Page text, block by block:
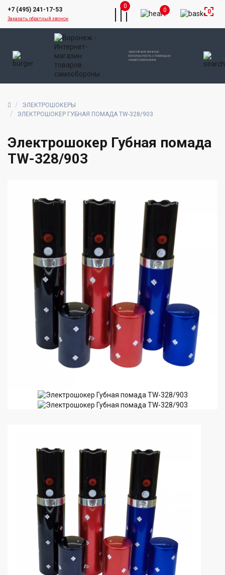
+7 (495) 241-17-53
Заказать обратный звонок
ОБЕСПЕЧЬТЕ ЛИЧНУЮ
БЕЗОПАСНОСТЬ С ПОМОЩЬЮ
НАШЕГО МАГАЗИНА
0
0 0
ЭЛЕКТРОШОКЕРЫ
ЭЛЕКТРОШОКЕР ГУБНАЯ ПОМАДА TW-328/903
Электрошокер Губная помада
TW-328/903